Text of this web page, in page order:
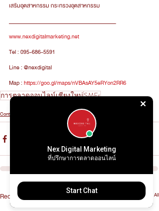
เสริมอุตสาหกรรม กระทรวงอุตสาหกรรม
___________________________________________
www.nexdigitalmarketing.net
Tel : 095-686-5591
Line : @nexdigital
Map : https://goo.gl/maps/nVBAsAY5eRYon2RR6
การตลาดออนไลน์เชียงใหม่SMEs
Content Marketing
Recent Posts See All
Nex Digital Marketing
ที่ปรึกษาการตลาดออนไลน์
Start Chat